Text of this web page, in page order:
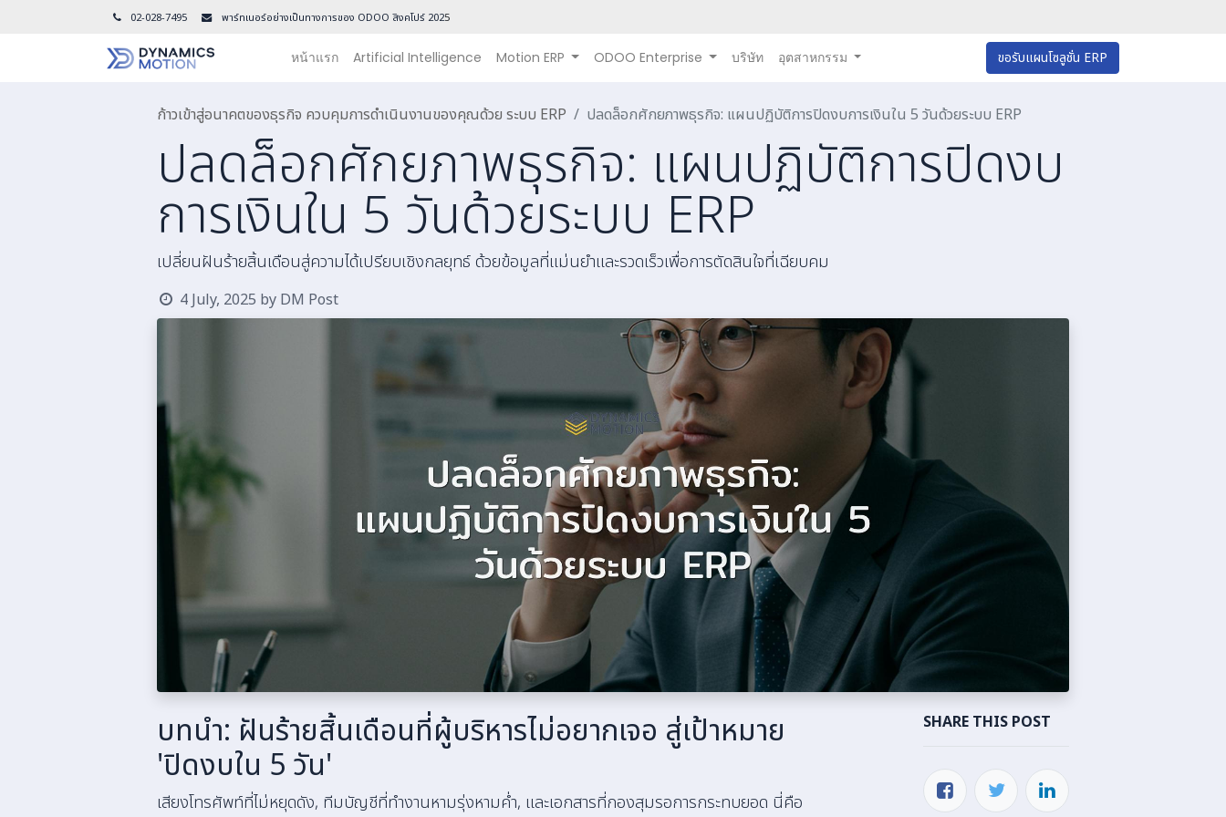
02-028-7495 พาร์ทเนอร์อย่างเป็นทางการของ ODOO สิงคโปร์ 2025
หน้าแรก Artificial Intelligence Motion ERP ODOO Enterprise บริษัท อุตสาหกรรม ขอรับแผนโซลูชั่น ERP
ก้าวเข้าสู่อนาคตของธุรกิจ ควบคุมการดำเนินงานของคุณด้วย ระบบ ERP ปลดล็อกศักยภาพธุรกิจ: แผนปฏิบัติการปิดงบการเงินใน 5 วันด้วยระบบ ERP
ปลดล็อกศักยภาพธุรกิจ: แผนปฏิบัติการปิดงบ
การเงินใน 5 วันด้วยระบบ ERP
เปลี่ยนฝันร้ายสิ้นเดือนสู่ความได้เปรียบเชิงกลยุทธ์ ด้วยข้อมูลที่แม่นยำและรวดเร็วเพื่อการตัดสินใจที่เฉียบคม
4 July, 2025 by DM Post
บทนำ: ฝันร้ายสิ้นเดือนที่ผู้บริหารไม่อยากเจอ สู่เป้าหมาย
'ปิดงบใน 5 วัน'
เสียงโทรศัพท์ที่ไม่หยุดดัง, ทีมบัญชีที่ทำงานหามรุ่งหามค่ำ, และเอกสารที่กองสุมรอการกระทบยอด นี่คือ
SHARE THIS POST